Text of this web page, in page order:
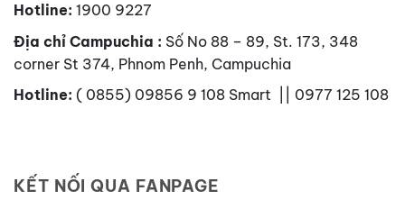
Hotline: 1900 9227
Địa chỉ Campuchia : Số No 88 – 89, St. 173, 348
corner St 374, Phnom Penh, Campuchia
Hotline: ( 0855) 09856 9 108 Smart || 0977 125 108
KẾT NỐI QUA FANPAGE